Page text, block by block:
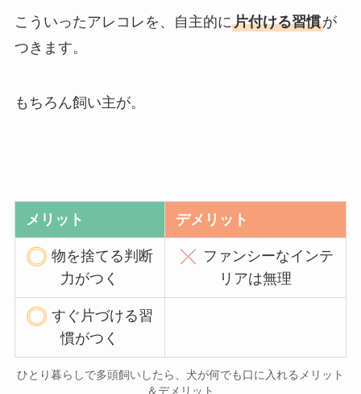
こういったアレコレを、自主的に片付ける習慣が
つきます。
もちろん飼い主が。
メリット デメリット
物を捨てる判断
力がつく
ファンシーなインテ
リアは無理
すぐ片づける習
慣がつく
ひとり暮らしで多頭飼いしたら、犬が何でも口に入れるメリット
＆デメリット